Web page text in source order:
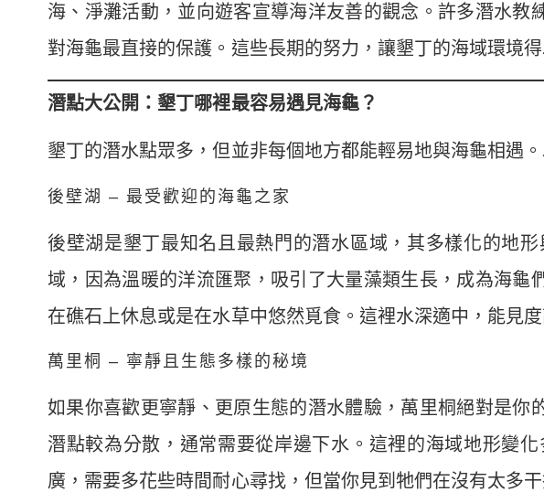
海、淨灘活動，並向遊客宣導海洋友善的觀念。許多潛水
對海龜最直接的保護。這些長期的努力，讓墾丁的海域環境
潛點大公開：墾丁哪裡最容易遇見海龜？
墾丁的潛水點眾多，但並非每個地方都能輕易地與海龜相遇
後壁湖 – 最受歡迎的海龜之家
後壁湖是墾丁最知名且最熱門的潛水區域，其多樣化的地
域，因為溫暖的洋流匯聚，吸引了大量藻類生長，成為海
在礁石上休息或是在水草中悠然覓食。這裡水深適中，能見
萬里桐 – 寧靜且生態多樣的秘境
如果你喜歡更寧靜、更原生態的潛水體驗，萬里桐絕對是
潛點較為分散，通常需要從岸邊下水。這裡的海域地形變
廣，需要多花些時間耐心尋找，但當你見到牠們在沒有太多